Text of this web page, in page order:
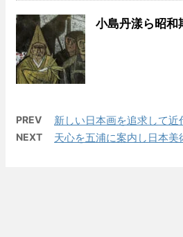
小島丹漾ら昭和
PREV 新しい日本画を追求して
NEXT 天心を五浦に案内し日本